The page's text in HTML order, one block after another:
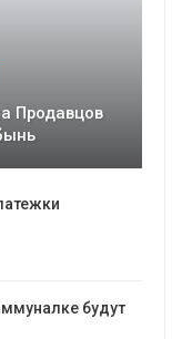
Продавцов
будут